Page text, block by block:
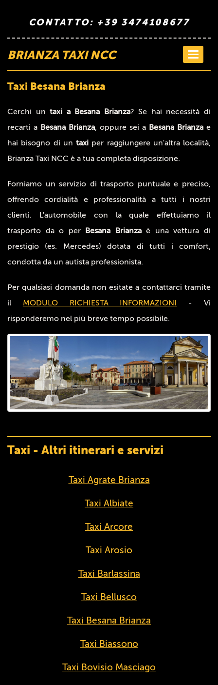
CONTATTO: +39 3474108677
Toggle
BRIANZA TAXI NCC
Taxi Besana Brianza
Cerchi untaxi a Besana Brianza? Se hai necessità di
recarti a Besana Brianza, oppure sei a Besana Brianza e
hai bisogno di un taxi per raggiungere un'altra località,
Brianza Taxi NCC è a tua completa disposizione.
Forniamo un servizio di trasporto puntuale e preciso,
offrendo cordialità e professionalità a tutti i nostri
clienti. L'automobile con la quale effettuiamo il
trasporto da o per Besana Brianzaè una vettura di
prestigio (es. Mercedes) dotata di tutti i comfort,
condotta da un autista professionista.
Per qualsiasi domanda non esitate a contattarci tramite
il MODULO RICHIESTA INFORMAZIONI - Vi
risponderemo nel più breve tempo possibile.
Taxi - Altri itinerari e servizi
Taxi Agrate Brianza
Taxi Albiate
Taxi Arcore
Taxi Arosio
Taxi Barlassina
Taxi Bellusco
Taxi Besana Brianza
Taxi Biassono
Taxi Bovisio Masciago